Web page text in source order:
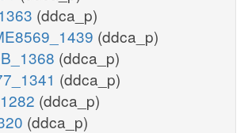
(ddca_p)
(ddca_p)
(ddca_p)
(ddca_p)
(ddca_p)
(ddca_p)